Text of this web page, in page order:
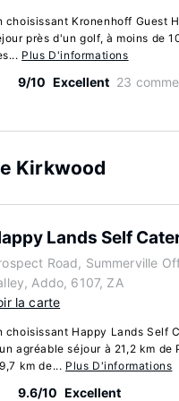
choisissant Kronenhoff Guest
près d'un golf, à moins de
Plus D'informations
9/10 Excellent 23
Kirkwood
Lands Self
Road, Summerville
Addo, 6107, ZA
la carte
choisissant Happy Lands Self
agréable séjour à 21,2 km
km de... Plus D'informations
9.6/10 Excellent